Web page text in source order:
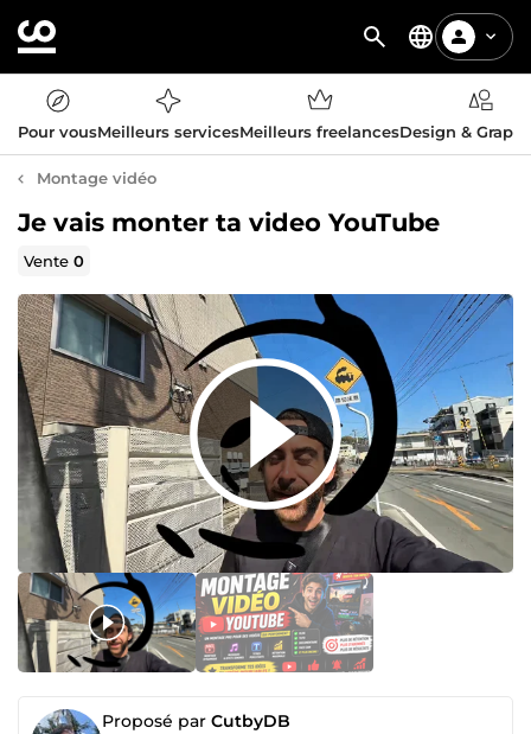
Pour vousMeilleurs servicesMeilleurs freelancesDesign &
Montage vidéo
Je vais monter ta video YouTube
Vente0
Proposé par CutbyDB